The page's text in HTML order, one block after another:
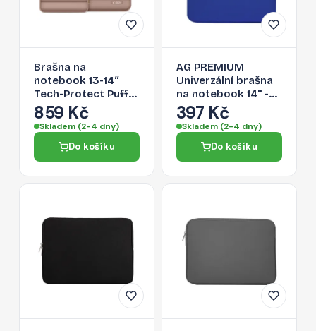
Brašna na
notebook 13-14“
Tech-Protect Puffy
- hnědá
859 Kč
Skladem (2-4 dny)
Do košíku
AG PREMIUM
Univerzální brašna
na notebook 14'' -
tmavě modrá
397 Kč
Skladem (2-4 dny)
Do košíku